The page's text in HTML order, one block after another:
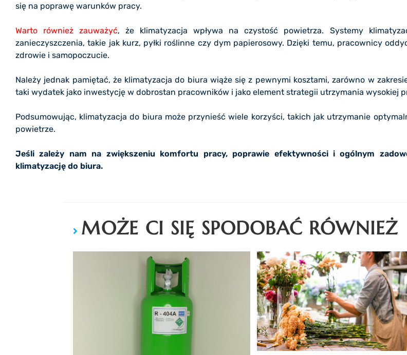
się na poprawę warunków pracy.
Warto również zauważyć, że klimatyzacja wpływa na czystość powietrza. Systemy
zanieczyszczenia, takie jak kurz, pyłki roślinne czy dym papierosowy. Dzięki temu, pracownicy
zdrowie i samopoczucie.
Należy jednak pamiętać, że klimatyzacja do biura wiąże się z pewnymi kosztami, zarówno w
taki wydatek jako inwestycję w dobrostan pracowników i jako element strategii utrzymania wysokiej
Podsumowując, klimatyzacja do biura może przynieść wiele korzyści, takich jak utrzymanie
powietrze.
Jeśli zależy nam na zwiększeniu komfortu pracy, poprawie efektywności i ogólnym
klimatyzację do biura.
MOŻE CI SIĘ SPODOBAĆ RÓWNIEŻ